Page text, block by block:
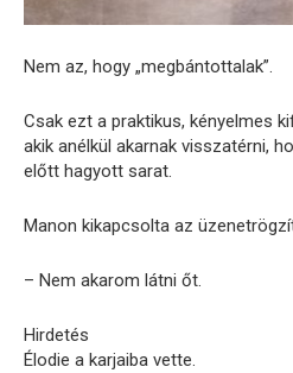
Nem az, hogy „megbántottalak”.
Csak ezt a praktikus, kényelmes
akik anélkül akarnak visszatérni,
előtt hagyott sarat.
Manon kikapcsolta az
– Nem akarom látni őt.
Hirdetés
Élodie a karjaiba vette.